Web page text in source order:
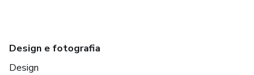
Design e fotografia
Design